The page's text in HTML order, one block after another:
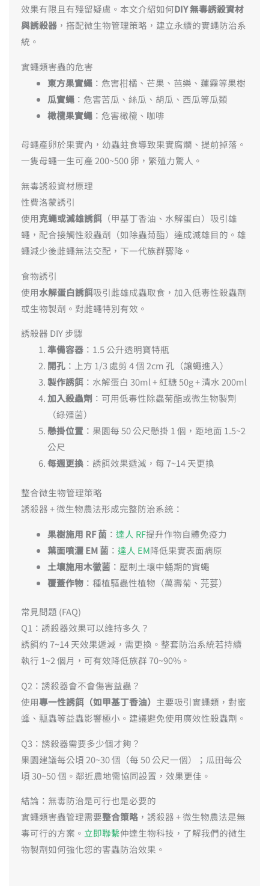
效果有限且有殘留疑慮。本文介紹如何DIY 無毒誘殺資材
與誘殺器 ，搭配微生物管理策略，建立永續的實蠅防治系
統。
實蠅類害蟲的危害
東方果實蠅：危害柑橘、芒果、芭樂、蓮霧等果樹
瓜實蠅：危害苦瓜、絲瓜、胡瓜、西瓜等瓜類
橄欖果實蠅：危害橄欖、咖啡
母蠅產卵於果實內，幼蟲蛀食導致果實腐爛、提前掉落。
一隻母蠅一生可產 200~500 卵，繁殖力驚人。
無毒誘殺資材原理
性費洛蒙誘引
使用克蠅或滅雄誘餌 （甲基丁香油、水解蛋白）吸引雄
蠅，配合接觸性殺蟲劑（如除蟲菊酯）達成滅雄目的。雄
蠅減少後雌蠅無法交配，下一代族群驟降。
食物誘引
使用水解蛋白誘餌吸引雌雄成蟲取食，加入低毒性殺蟲劑
或生物製劑。對雌蠅特別有效。
誘殺器 DIY 步驟
準備容器：1.5 公升透明寶特瓶
開孔：上方 1/3 處剪 4 個 2cm 孔（讓蠅進入）
製作誘餌：水解蛋白 30ml + 紅糖 50g + 清水 200ml
加入殺蟲劑 ：可用低毒性除蟲菊酯或微生物製劑
（綠殭菌）
懸掛位置 ：果園每 50 公尺懸掛 1 個，距地面 1.5~2
公尺
每週更換：誘餌效果遞減，每 7~14 天更換
整合微生物管理策略
誘殺器 + 微生物農法形成完整防治系統：
果樹施用 RF 菌： 達人 RF提升作物自體免疫力
葉面噴灑 EM 菌： 達人 EM降低果實表面病原
土壤施用木黴菌：壓制土壤中蛹期的實蠅
覆蓋作物：種植驅蟲性植物（萬壽菊、芫荽）
常見問題 (FAQ)
Q1：誘殺器效果可以維持多久？
誘餌約 7~14 天效果遞減，需更換。整套防治系統若持續
執行 1~2 個月，可有效降低族群 70~90%。
Q2：誘殺器會不會傷害益蟲？
使用專一性誘餌（如甲基丁香油） 主要吸引實蠅類，對蜜
蜂、瓢蟲等益蟲影響極小。建議避免使用廣效性殺蟲劑。
Q3：誘殺器需要多少個才夠？
果園建議每公頃 20~30 個（每 50 公尺一個）；瓜田每公
頃 30~50 個。鄰近農地需協同設置，效果更佳。
結論：無毒防治是可行也是必要的
實蠅類害蟲管理需要整合策略 ，誘殺器 + 微生物農法是無
毒可行的方案。 立即聯繫仲達生物科技，了解我們的微生
物製劑如何強化您的害蟲防治效果。